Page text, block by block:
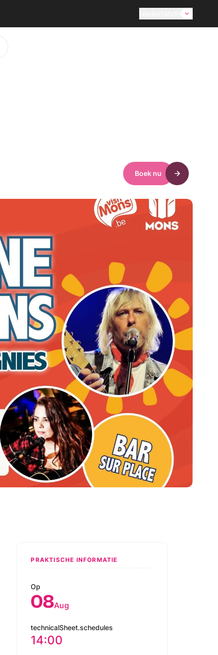
Boek nu
PRAKTISCHE INFORMATIE
Op
08Aug
technicalSheet.schedules
14:00